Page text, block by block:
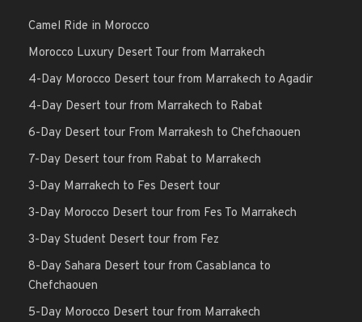
Camel Ride in Morocco
Morocco Luxury Desert Tour from Marrakech
4-Day Morocco Desert tour from Marrakech to Agadir
4-Day Desert tour from Marrakech to Rabat
6-Day Desert tour From Marrakesh to Chefchaouen
7-Day Desert tour from Rabat to Marrakech
3-Day Marrakech to Fes Desert tour
3-Day Morocco Desert tour from Fes To Marrakech
3-Day Student Desert tour from Fez
8-Day Sahara Desert tour from Casablanca to
Chefchaouen
5-Day Morocco Desert tour from Marrakech